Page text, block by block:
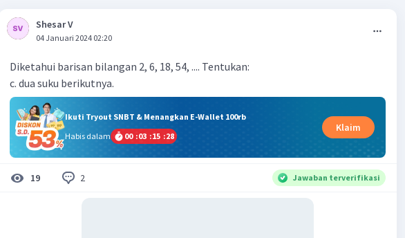
Shesar V
04 Januari 2024 02:20
Diketahui barisan bilangan 2, 6, 18, 54, .... Tentukan:
c. dua suku berikutnya.
Ikuti Tryout SNBT & Menangkan E-Wallet 100rb
Habis dalam
00 :03 :15 :27
Klaim
19 2 Jawaban terverifikasi